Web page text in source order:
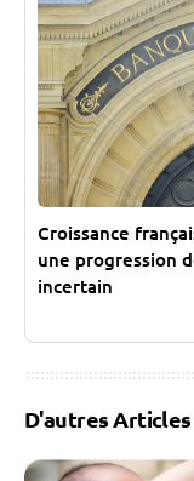
Croissance
une progression
incertain
D'autres Articles